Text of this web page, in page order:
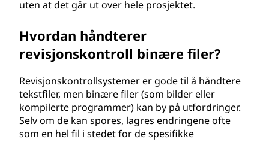
uten at det går ut over hele prosjektet.
Hvordan håndterer
revisjonskontroll binære filer?
Revisjonskontrollsystemer er gode til å håndtere
tekstfiler, men binære filer (som bilder eller
kompilerte programmer) kan by på utfordringer.
Selv om de kan spores, lagres endringene ofte
som en hel fil i stedet for de spesifikke